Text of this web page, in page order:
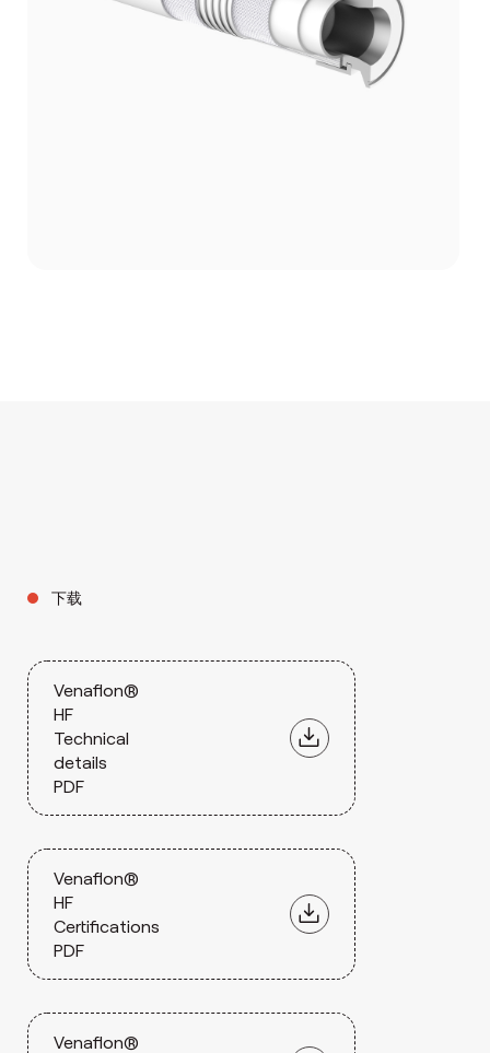
下载
Venaflon®
HF
Technical
details
PDF
Venaflon®
HF
Certifications
PDF
Venaflon®